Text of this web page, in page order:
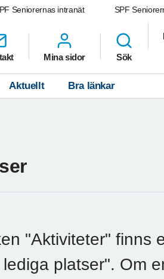
SPF
Seniorernas intranät
Mina sidor Sök
Aktuellt Bra länkar
"Aktiviteter" finns
platser". Om